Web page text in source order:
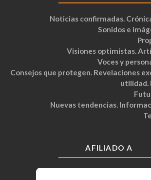
Noticias confirmadas.
Sonidos e
Visiones optimistas.
Voces y
Consejos que protegen. Revelaciones
utilidad.
Nuevas tendencias.
AFILIADO A